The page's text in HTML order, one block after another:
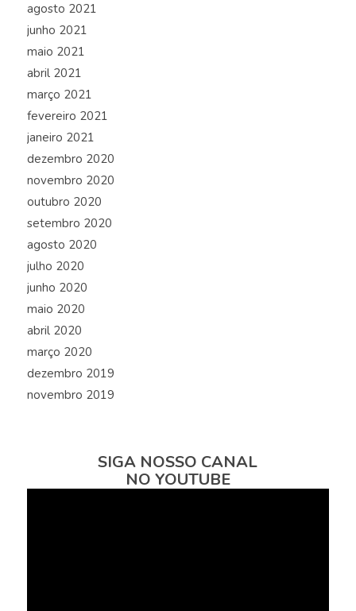
agosto 2021
junho 2021
maio 2021
abril 2021
março 2021
fevereiro 2021
janeiro 2021
dezembro 2020
novembro 2020
outubro 2020
setembro 2020
agosto 2020
julho 2020
junho 2020
maio 2020
abril 2020
março 2020
dezembro 2019
novembro 2019
SIGA NOSSO CANAL
NO YOUTUBE